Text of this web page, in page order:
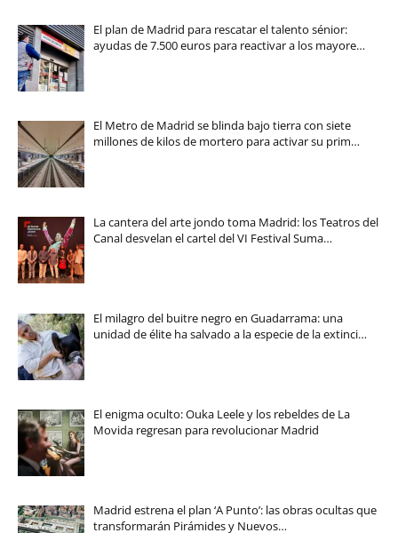
El plan de Madrid para rescatar el talento sénior:
ayudas de 7.500 euros para reactivar a los mayore…
El Metro de Madrid se blinda bajo tierra con siete
millones de kilos de mortero para activar su prim…
La cantera del arte jondo toma Madrid: los Teatros del
Canal desvelan el cartel del VI Festival Suma…
El milagro del buitre negro en Guadarrama: una
unidad de élite ha salvado a la especie de la extinci…
El enigma oculto: Ouka Leele y los rebeldes de La
Movida regresan para revolucionar Madrid
Madrid estrena el plan ‘A Punto’: las obras ocultas que
transformarán Pirámides y Nuevos…